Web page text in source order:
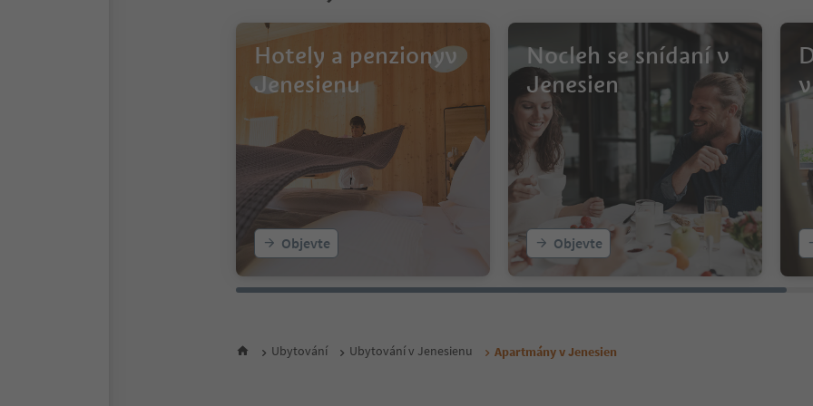
Hotely a penzionyv
Jenesienu
Objevte
Nocleh se snídaní v
Jenesien
Objevte
Ubytování Ubytování v Jenesienu Apartmány v Jenesien